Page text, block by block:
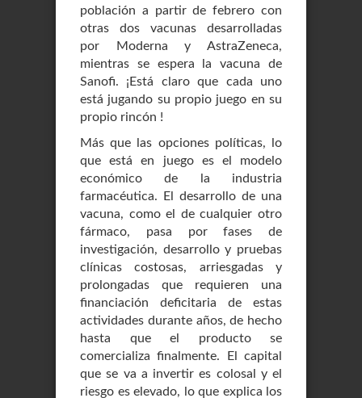
población a partir de febrero con
otras dos vacunas desarrolladas
por Moderna y AstraZeneca,
mientras se espera la vacuna de
Sanofi. ¡Está claro que cada uno
está jugando su propio juego en su
propio rincón !
Más que las opciones políticas, lo
que está en juego es el modelo
económico de la industria
farmacéutica. El desarrollo de una
vacuna, como el de cualquier otro
fármaco, pasa por fases de
investigación, desarrollo y pruebas
clínicas costosas, arriesgadas y
prolongadas que requieren una
financiación deficitaria de estas
actividades durante años, de hecho
hasta que el producto se
comercializa finalmente. El capital
que se va a invertir es colosal y el
riesgo es elevado, lo que explica los